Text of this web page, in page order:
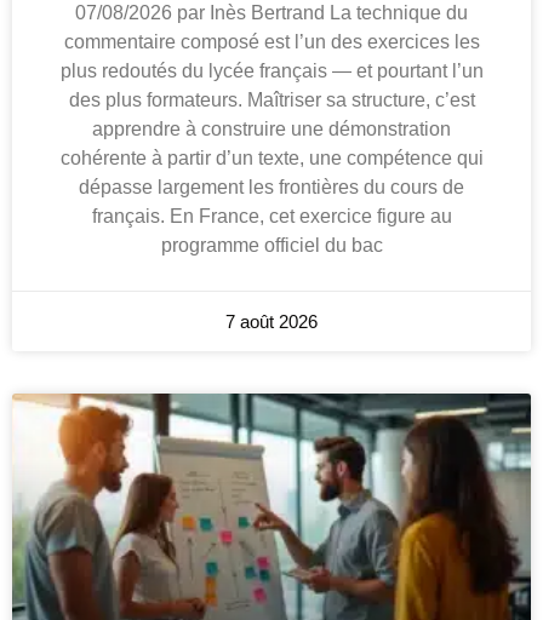
07/08/2026 par Inès Bertrand La technique du
commentaire composé est l’un des exercices les
plus redoutés du lycée français — et pourtant l’un
des plus formateurs. Maîtriser sa structure, c’est
apprendre à construire une démonstration
cohérente à partir d’un texte, une compétence qui
dépasse largement les frontières du cours de
français. En France, cet exercice figure au
programme officiel du bac
7 août 2026